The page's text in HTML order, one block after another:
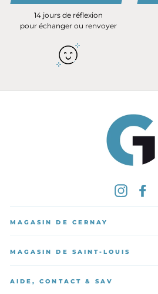
14 jours de réflexion
pour échanger ou renvoyer
MAGASIN DE CERNAY
MAGASIN DE SAINT-LOUIS
AIDE, CONTACT & SAV